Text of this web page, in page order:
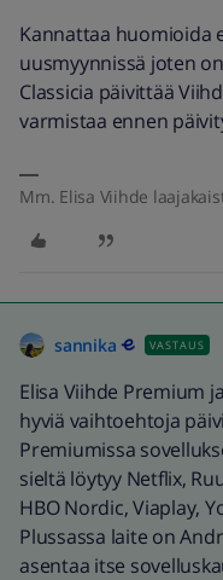
Kannattaa huomioida
uusmyynnissä joten
Classicia päivittää
varmistaa ennen
Mm. Elisa Viihde
sannika VASTAUS
Elisa Viihde Premium
hyviä vaihtoehtoja
Premiumissa
sieltä löytyy Netflix,
HBO Nordic, Viaplay,
Plussassa laite on
asentaa itse